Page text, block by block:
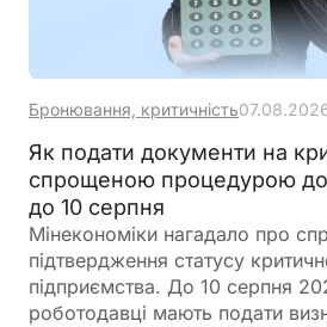
Бронювання, критичність
Як подати документи на
спрощеною процедурою до
до 10 серпня
Мінекономіки нагадало про
підтвердження статусу
підприємства. До 10 серпня
роботодавці мають подати